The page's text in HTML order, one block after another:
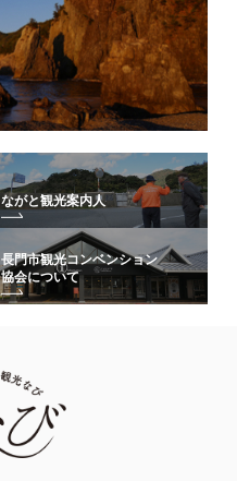
ながと観光案内人
長門市観光コンベンション
協会について